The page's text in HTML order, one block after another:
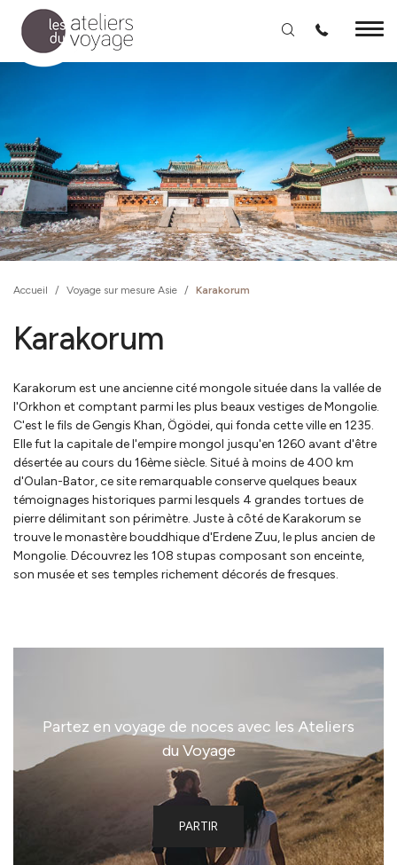
Aller au contenu principal
Accueil / Voyage sur mesure Asie / Karakorum
Karakorum
Karakorum est une ancienne cité mongole située dans la vallée de
l'Orkhon et comptant parmi les plus beaux vestiges de Mongolie.
C'est le fils de Gengis Khan, Ögödei, qui fonda cette ville en 1235.
Elle fut la capitale de l'empire mongol jusqu'en 1260 avant d'être
désertée au cours du 16ème siècle. Situé à moins de 400 km
d'Oulan-Bator, ce site remarquable conserve quelques beaux
témoignages historiques parmi lesquels 4 grandes tortues de
pierre délimitant son périmètre. Juste à côté de Karakorum se
trouve le monastère bouddhique d'Erdene Zuu, le plus ancien de
Mongolie. Découvrez les 108 stupas composant son enceinte,
son musée et ses temples richement décorés de fresques.
Partez en voyage de noces avec les Ateliers
du Voyage
PARTIR